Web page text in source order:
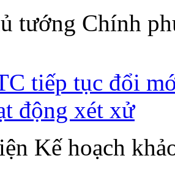
tướng Chính
tiếp tục đổi
động xét xử
Kế hoạch